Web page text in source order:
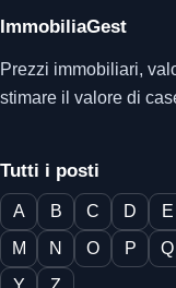
ImmobiliaGest
Prezzi immobiliari,
stimare il valore di
Tutti i posti
A B C D E
M
N O P Q